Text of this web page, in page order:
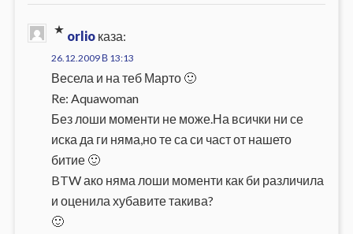
orlio каза:
26.12.2009 В 13:13
Весела и на теб Марто 🙂
Re: Aquawoman
Без лоши моменти не може.На всички ни се
иска да ги няма,но те са си част от нашето
битие 🙂
BTW ако няма лоши моменти как би различила
и оценила хубавите такива?
🙂